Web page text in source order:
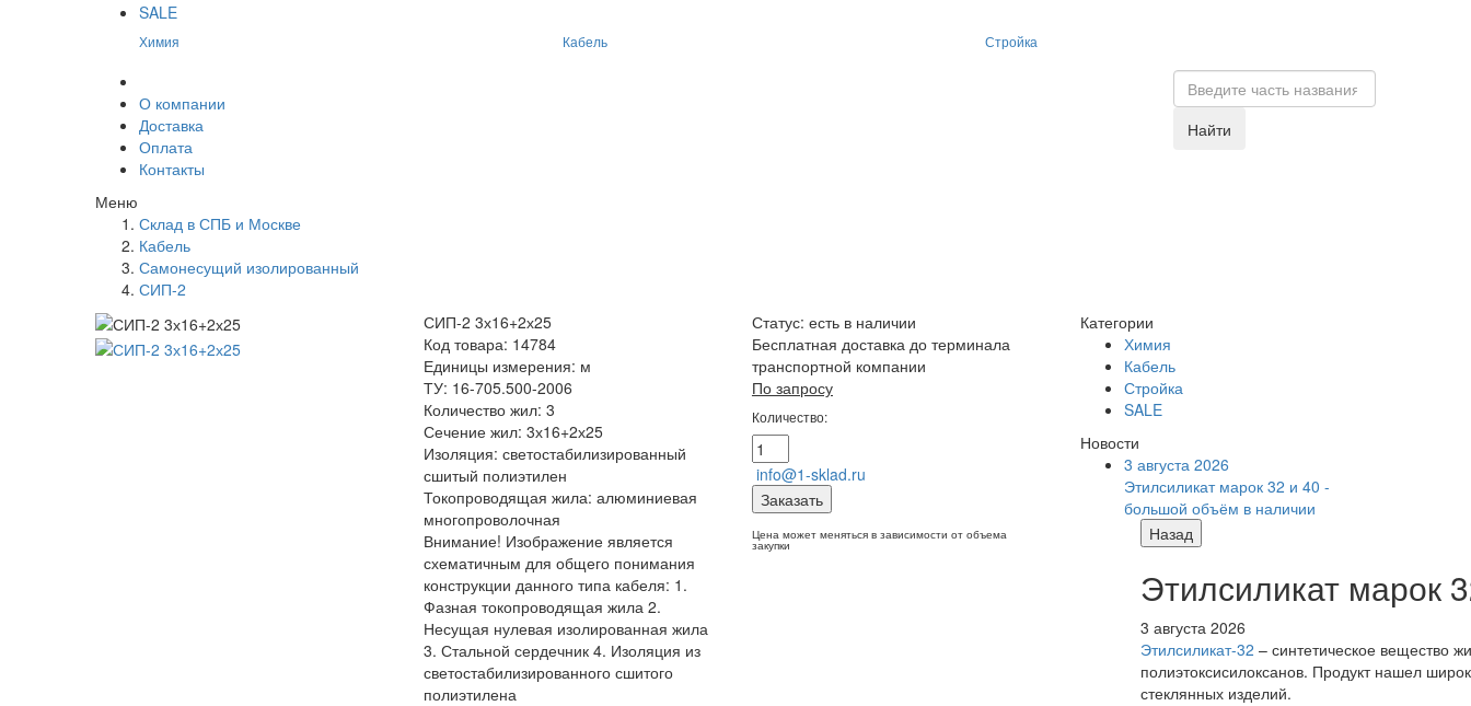
SALE
Химия Кабель Стройка
О компании
Доставка
Оплата
Контакты
Найти
Меню
Склад в СПБ и Москве
Кабель
Самонесущий изолированный
СИП-2
СИП-2 3х16+2х25
Код товара: 14784
Единицы измерения: м
ТУ: 16-705.500-2006
Количество жил: 3
Сечение жил: 3х16+2х25
Изоляция: светостабилизированный
сшитый полиэтилен
Токопроводящая жила: алюминиевая
многопроволочная
Внимание! Изображение является
схематичным для общего понимания
конструкции данного типа кабеля: 1.
Фазная токопроводящая жила 2.
Несущая нулевая изолированная жила
3. Стальной сердечник 4. Изоляция из
светостабилизированного сшитого
полиэтилена
Статус: есть в наличии
Бесплатная доставка до терминала
транспортной компании
По запросу
Количество:
info@1-sklad.ru
Заказать
Цена может меняться в зависимости от объема
закупки
Категории
Химия
Кабель
Стройка
SALE
Новости
3 августа 2026
Этилсиликат марок 32 и 40 -
большой объём в наличии
Назад
Этилсиликат марок
3 августа 2026
Этилсиликат-32 – синтетическое вещество
полиэтоксисилоксанов. Продукт нашел
стеклянных изделий.